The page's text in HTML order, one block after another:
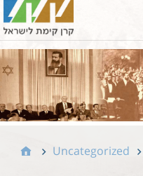
Uncategorized